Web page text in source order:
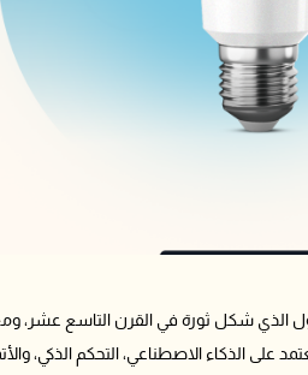
الذي شكل ثورة في القرن التاسع
على الذكاء الاصطناعي، التحكم الذكي،